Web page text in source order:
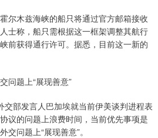
尔木兹海峡的船只将通过官方邮箱接收
士称，船只需根据这一框架调整其航行
前获得通行许可。据悉，目前这一新的
问题上“展现善意”
交部发言人巴加埃就当前伊美谈判进程表
议的问题上浪费时间，当前优先事项是
问题上“展现善意”。